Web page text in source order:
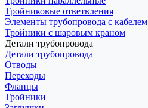
Тройниковые ответвления
Элементы трубопровода с кабелем
Тройники с шаровым краном
Детали трубопровода
Детали трубопровода
Отводы
Переходы
Фланцы
Тройники